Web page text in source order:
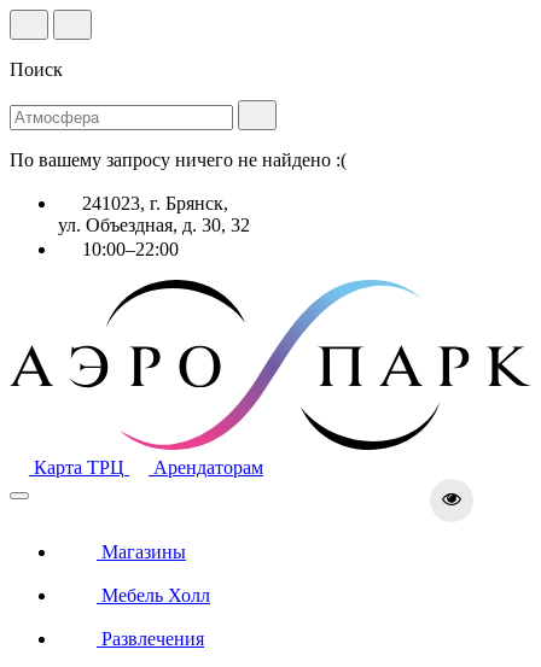
Поиск
По вашему запросу ничего не найдено :(
241023, г. Брянск,
ул. Объездная, д. 30, 32
10:00–22:00
Карта ТРЦ Арендаторам
Магазины
Мебель Холл
Развлечения